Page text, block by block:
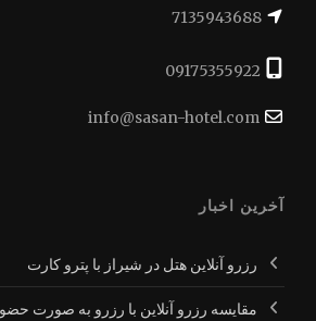
آخرین اخبار
رزرو آنلاین هتل در شیراز با پترو کارت
مقایسه رزرو آنلاین با رزرو به صورت